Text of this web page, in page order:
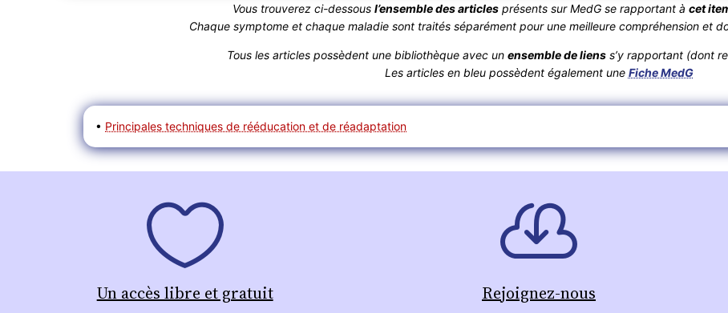
Vous trouverez ci-dessous l’ensemble des articles présents sur MedG se rapportant à cet
Chaque symptome et chaque maladie sont traités séparément pour une meilleure compréhension et
Tous les articles possèdent une bibliothèque avec un ensemble de lienss’y rapportant (dont
Les articles en bleu possèdent également une Fiche MedG
• Principales techniques de rééducation et de réadaptation
Un accès libre et gratuit Rejoignez-nous